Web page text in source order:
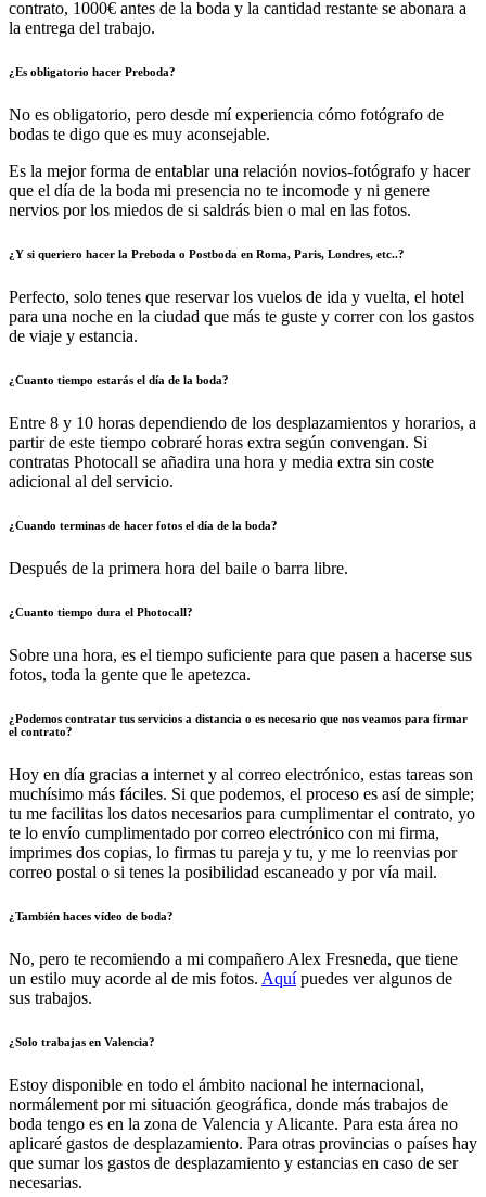
contrato, 1000€ antes de la boda y la cantidad restante se abonara a
la entrega del trabajo.
¿Es obligatorio hacer Preboda?
No es obligatorio, pero desde mí experiencia cómo fotógrafo de
bodas te digo que es muy aconsejable.
Es la mejor forma de entablar una relación novios-fotógrafo y hacer
que el día de la boda mi presencia no te incomode y ni genere
nervios por los miedos de si saldrás bien o mal en las fotos.
¿Y si queriero hacer la Preboda o Postboda en Roma, Paris, Londres, etc..?
Perfecto, solo tenes que reservar los vuelos de ida y vuelta, el hotel
para una noche en la ciudad que más te guste y correr con los gastos
de viaje y estancia.
¿Cuanto tiempo estarás el día de la boda?
Entre 8 y 10 horas dependiendo de los desplazamientos y horarios, a
partir de este tiempo cobraré horas extra según convengan. Si
contratas Photocall se añadira una hora y media extra sin coste
adicional al del servicio.
¿Cuando terminas de hacer fotos el día de la boda?
Después de la primera hora del baile o barra libre.
¿Cuanto tiempo dura el Photocall?
Sobre una hora, es el tiempo suficiente para que pasen a hacerse sus
fotos, toda la gente que le apetezca.
¿Podemos contratar tus servicios a distancia o es necesario que nos veamos para firmar
el contrato?
Hoy en día gracias a internet y al correo electrónico, estas tareas son
muchísimo más fáciles. Si que podemos, el proceso es así de simple;
tu me facilitas los datos necesarios para cumplimentar el contrato, yo
te lo envío cumplimentado por correo electrónico con mi firma,
imprimes dos copias, lo firmas tu pareja y tu, y me lo reenvias por
correo postal o si tenes la posibilidad escaneado y por vía mail.
¿También haces vídeo de boda?
No, pero te recomiendo a mi compañero Alex Fresneda, que tiene
un estilo muy acorde al de mis fotos. Aquípuedes ver algunos de
sus trabajos.
¿Solo trabajas en Valencia?
Estoy disponible en todo el ámbito nacional he internacional,
normálement por mi situación geográfica, donde más trabajos de
boda tengo es en la zona de Valencia y Alicante. Para esta área no
aplicaré gastos de desplazamiento. Para otras provincias o países hay
que sumar los gastos de desplazamiento y estancias en caso de ser
necesarias.